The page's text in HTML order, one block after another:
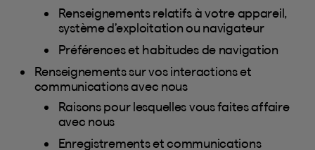
Renseignements relatifs à votre appareil,
système d’exploitation ou navigateur
Préférences et habitudes de navigation
Renseignements sur vos interactions et
communications avec nous
Raisons pour lesquelles vous faites affaire
avec nous
Enregistrements et communications